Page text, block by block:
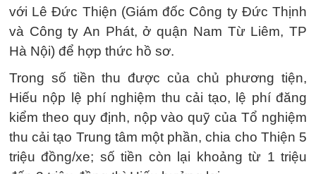
với Lê Đức Thiện (Giám đốc Công ty Đức Thịnh
và Công ty An Phát, ở quận Nam Từ Liêm, TP
Hà Nội) để hợp thức hồ sơ.
Trong số tiền thu được của chủ phương tiện,
Hiếu nộp lệ phí nghiệm thu cải tạo, lệ phí đăng
kiểm theo quy định, nộp vào quỹ của Tổ nghiệm
thu cải tạo Trung tâm một phần, chia cho Thiện 5
triệu đồng/xe; số tiền còn lại khoảng từ 1 triệu